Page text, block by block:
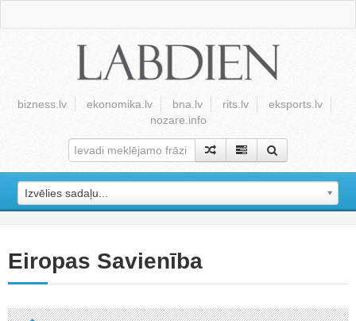
bizness.lv ekonomika.lv bna.lv rits.lv
eksports.lv
nozare.info
Izvēlies sadaļu...
Eiropas Savienība